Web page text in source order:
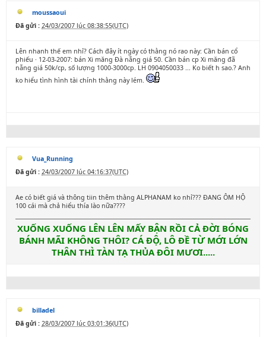
moussaoui
Đã gửi : 24/03/2007 lúc 08:38:55(UTC)
Lên nhanh thế em nhỉ? Cách đây ít ngày có thằng nó rao này: Cần bán cổ
phiếu · 12-03-2007: bán Xi măng Đà nẵng giá 50. Cần bán cp Xi măng đã
nẵng giá 50k/cp, số lượng 1000-3000cp. LH 0904050033 ... Ko biết h sao.? Anh
ko hiểu tình hình tài chính thằng này lém.
Vua_Running
Đã gửi : 24/03/2007 lúc 04:16:37(UTC)
Ae có biết giá và thông tiin thêm thằng ALPHANAM ko nhỉ??? ĐANG ÔM HỘ
100 cái mà chả hiểu thía lào nữa????
XUỐNG XUỐNG LÊN LÊN MẤY BẬN RỒI CẢ ĐỜI BÓNG
BÁNH MÃI KHÔNG THÔI? CÁ ĐỘ, LÔ ĐỀ TỪ MỚI LỚN
THÂN THÌ TÀN TẠ THỦA ĐÔI MƯƠI.....
billadel
Đã gửi : 28/03/2007 lúc 03:01:36(UTC)